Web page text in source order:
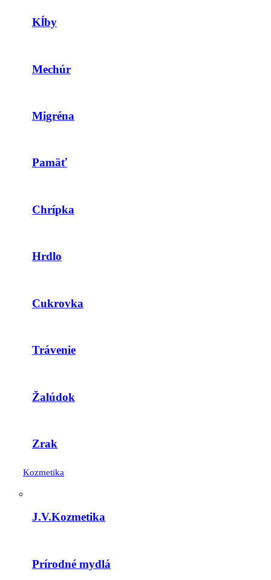
Kĺby
Mechúr
Migréna
Pamäť
Chrípka
Hrdlo
Cukrovka
Trávenie
Žalúdok
Zrak
Kozmetika
J.V.Kozmetika
Prírodné mydlá